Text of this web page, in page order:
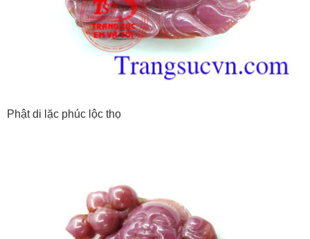
Phật di lặc phúc lộc thọ